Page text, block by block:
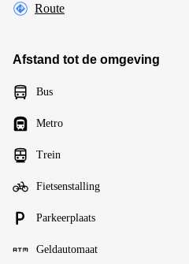
Route
Afstand tot de omgeving
Bus
Metro
Trein
Fietsenstalling
Parkeerplaats
Geldautomaat